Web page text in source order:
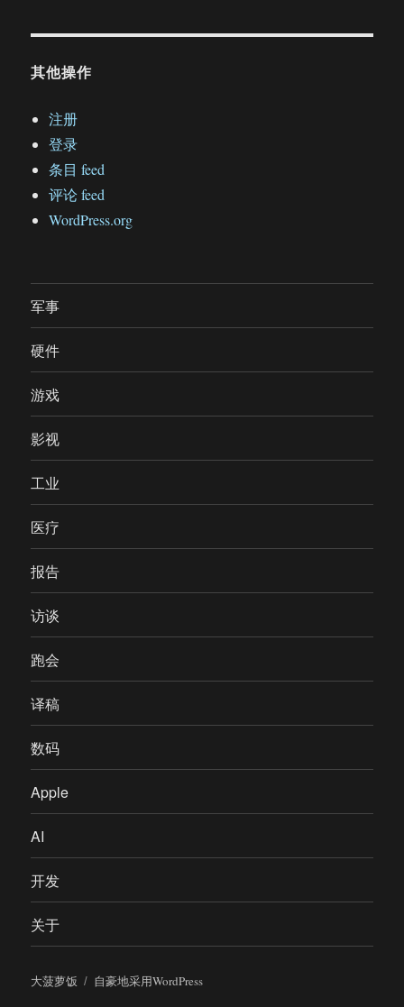
其他操作
注册
登录
条目 feed
评论 feed
WordPress.org
军事
硬件
游戏
影视
工业
医疗
报告
访谈
跑会
译稿
数码
Apple
AI
开发
关于
大菠萝饭 自豪地采用WordPress